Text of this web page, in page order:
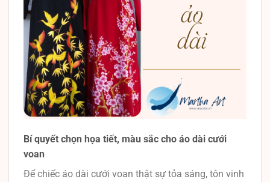
Bí quyết chọn họa tiết, màu sắc cho áo dài cưới
voan
Để chiếc áo dài cưới voan thật sự tỏa sáng, tôn vinh